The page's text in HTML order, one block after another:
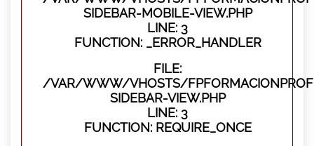
SIDEBAR-MOBILE-VIEW.PHP
LINE: 3
FUNCTION: _ERROR_HANDLER
FILE:
/VAR/WWW/VHOSTS/
SIDEBAR-VIEW.PHP
LINE: 3
FUNCTION: REQUIRE_ONCE